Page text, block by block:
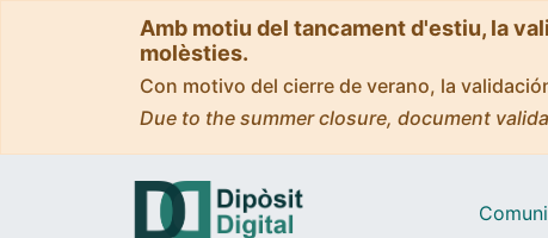
Amb motiu del tancament d'estiu, la
molèsties.
Con motivo del cierre de verano, la
Due to the summer closure, document